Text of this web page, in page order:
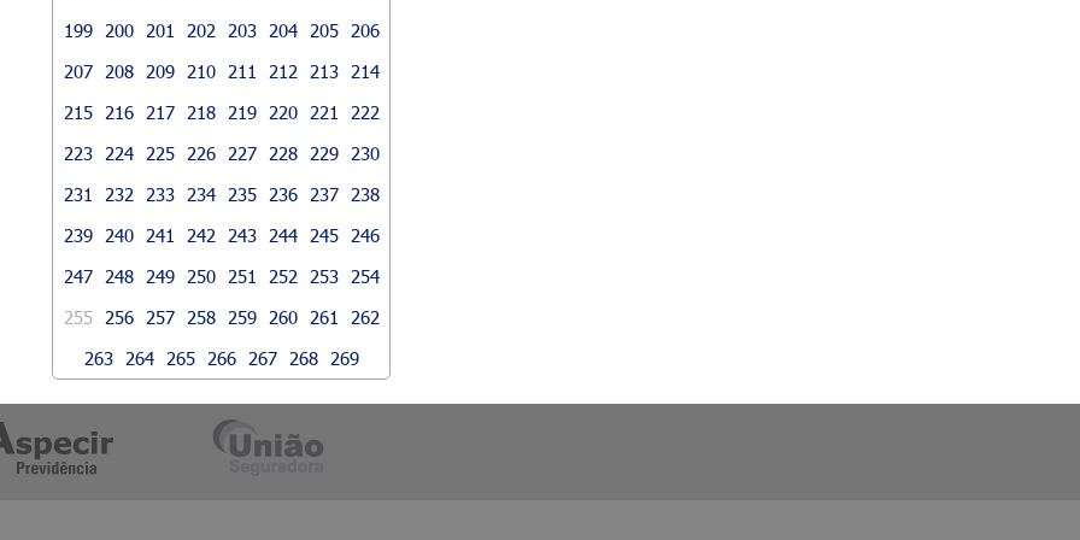
199
200 201 202 203 204 205
206
207
208 209 210 211 212 213
214
215
216 217 218 219 220 221
222
223
224 225 226 227 228 229
230
231
232 233 234 235 236 237
238
239
240 241 242 243 244 245
246
247
248 249 250 251 252 253
254
255
256 257 258 259 260 261
262
263
264 265 266 267 268 269